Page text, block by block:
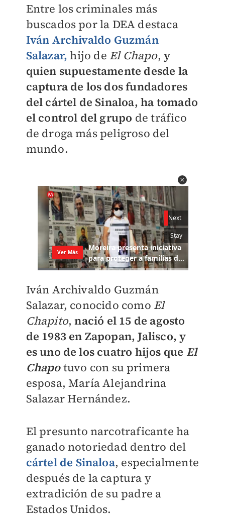
Entre los criminales más
buscados por la DEA destaca
Iván Archivaldo Guzmán
Salazar, hijo de El Chapo, y
quien supuestamente desde la
captura de los dos fundadores
del cártel de Sinaloa, ha tomado
el control del grupo de tráfico
de droga más peligroso del
mundo.
Iván Archivaldo Guzmán
Salazar, conocido como El
Chapito,nació el 15 de agosto
de 1983 en Zapopan, Jalisco, y
es uno de los cuatro hijos que El
Chapotuvo con su primera
esposa, María Alejandrina
Salazar Hernández.
El presunto narcotraficante ha
ganado notoriedad dentro del
cártel de Sinaloa, especialmente
después de la captura y
extradición de su padre a
Estados Unidos.